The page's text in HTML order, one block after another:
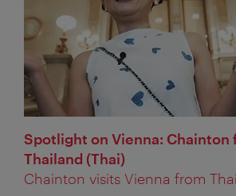
Spotlight on Vienna: Chainton
Thailand (Thai)
Chainton visits Vienna from